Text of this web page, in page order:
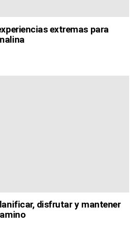
extremas para
disfrutar y mantener